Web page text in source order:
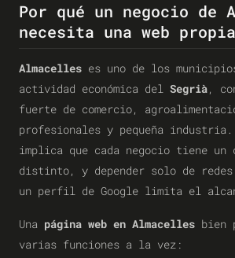
Por qué un negocio de
necesita una web propia
Almacelles es uno de los
actividad económica del Segrià,
fuerte de comercio,
profesionales y pequeña
implica que cada negocio tiene
distinto, y depender solo de
un perfil de Google limita el
Una página web en Almacelles bien
varias funciones a la vez: